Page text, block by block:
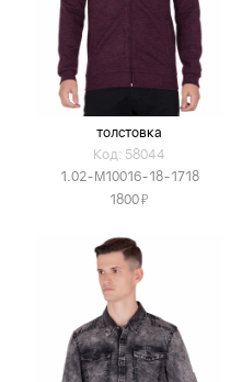
толстовка
Код: 58044
1.02-M10016-18-1718
1800Я